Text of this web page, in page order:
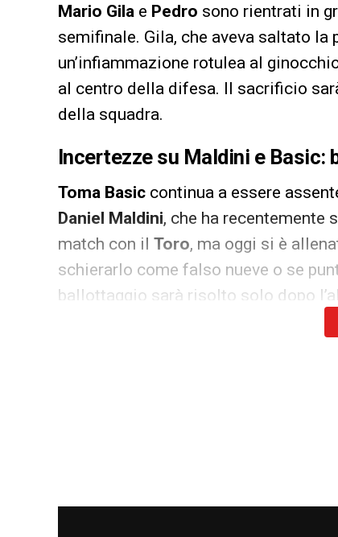
Mario Gila e Pedro sono rientrati in
semifinale. Gila, che aveva saltato la
un’infiammazione rotulea al
al centro della difesa. Il sacrificio
della squadra.
Incertezze su Maldini e
Toma Basic continua a essere
Daniel Maldini, che ha
match con il Toro, ma oggi si è
schierarlo come falso nueve o se
ballottaggio sarà risolto solo dopo
Scelte in campo e dubbi in
risultato positivo contro l’Atalanta!